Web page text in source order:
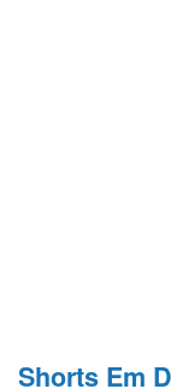
Shorts Em